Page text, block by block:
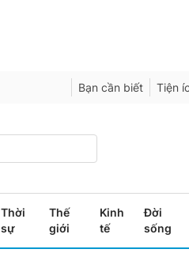
Bạn cần biết Tiện
Thời
sự
Thế
giới
Kinh
tế
Đời
sống